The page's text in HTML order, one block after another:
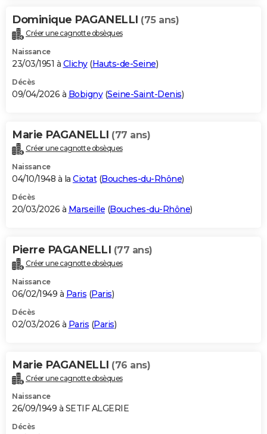
Carte de Noël
Carte Bonne année
Carte Saint-Valentin
Carte Pâques
Carte d'anniversaire
DICTIONNAIRE
Dictionnaire
Biographies
Citations
Expressions
Proverbes
PROGRAMME TV
S'inscrire
Se connecter
Lycées
Collèges
Primaires
Universités
Entreprises
Service militaire
Avis de recherche
AVIS DE DÉCÈS
Bricolage
Lifestyle
Culture
Sport
Auto
Television
Voyage
Cinema
Dominique PAGANELLI (75 ans)
Créer une cagnotte obsèques
Naissance
23/03/1951 à Clichy(Hauts-de-Seine)
Décès
09/04/2026 à Bobigny(Seine-Saint-Denis)
Marie PAGANELLI (77 ans)
Créer une cagnotte obsèques
Naissance
04/10/1948 à la Ciotat(Bouches-du-Rhône)
Décès
20/03/2026 à Marseille (Bouches-du-Rhône)
Pierre PAGANELLI (77 ans)
Créer une cagnotte obsèques
Naissance
06/02/1949 à Paris (Paris)
Décès
02/03/2026 à Paris (Paris)
Marie PAGANELLI (76 ans)
Créer une cagnotte obsèques
Naissance
26/09/1949 à SETIF ALGERIE
Décès